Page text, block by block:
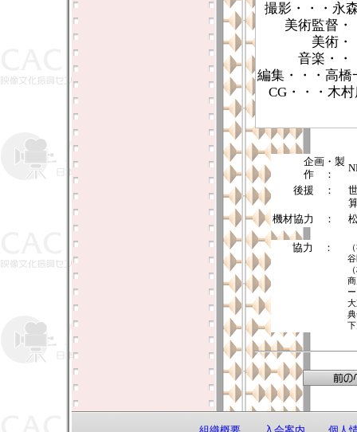
撮影・・・永
美術監督・
美術・
音楽・・
編集・・・高橋
CG・・・木
企画・製
作 ：
後援 ：
機材協力 ：
協力 ：